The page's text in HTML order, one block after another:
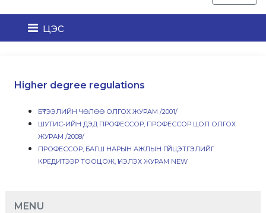
цэс
Higher degree regulations
БҮТЭЭЛИЙН ЧӨЛӨӨ ОЛГОХ ЖУРАМ /2001/
ШУТИС-ИЙН ДЭД ПРОФЕССОР, ПРОФЕССОР ЦОЛ ОЛГОХ
ЖУРАМ /2008/
ПРОФЕССОР, БАГШ НАРЫН АЖЛЫН ГҮЙЦЭТГЭЛИЙГ
КРЕДИТЭЭР ТООЦОЖ, ҮНЭЛЭХ ЖУРАМ NEW
MENU